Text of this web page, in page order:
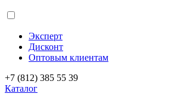
Эксперт
Дисконт
Оптовым клиентам
+7 (812) 385 55 39
Каталог